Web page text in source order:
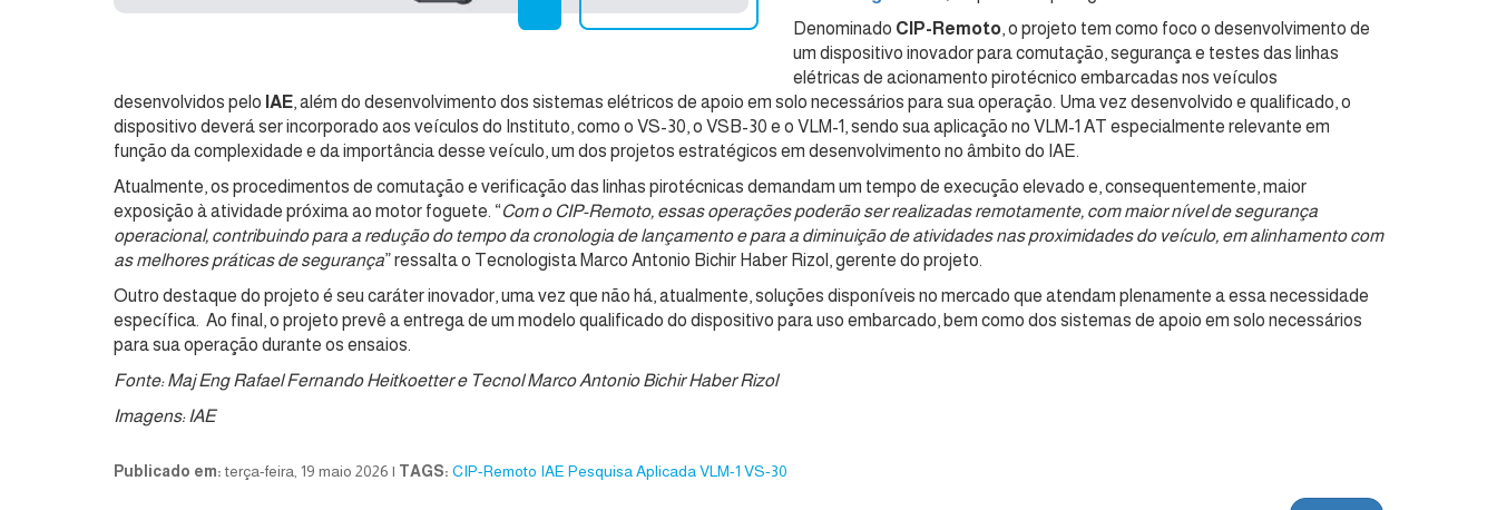
Denominado CIP-Remoto, o projeto tem como foco o desenvolvimento de
um dispositivo inovador para comutação, segurança e testes das linhas
elétricas de acionamento pirotécnico embarcadas nos veículos
desenvolvidos pelo IAE, além do desenvolvimento dos sistemas elétricos de apoio em solo necessários para sua operação. Uma vez desenvolvido e qualificado, o
dispositivo deverá ser incorporado aos veículos do Instituto, como o VS-30, o VSB-30 e o VLM-1, sendo sua aplicação no VLM-1 AT especialmente relevante em
função da complexidade e da importância desse veículo, um dos projetos estratégicos em desenvolvimento no âmbito do IAE.
Atualmente, os procedimentos de comutação e verificação das linhas pirotécnicas demandam um tempo de execução elevado e, consequentemente, maior
exposição à atividade próxima ao motor foguete. “Com o CIP-Remoto, essas operações poderão ser realizadas remotamente, com maior nível de segurança
operacional, contribuindo para a redução do tempo da cronologia de lançamento e para a diminuição de atividades nas proximidades do veículo, em alinhamento com
as melhores práticas de segurança” ressalta o Tecnologista Marco Antonio Bichir Haber Rizol, gerente do projeto.
Outro destaque do projeto é seu caráter inovador, uma vez que não há, atualmente, soluções disponíveis no mercado que atendam plenamente a essa necessidade
específica. Ao final, o projeto prevê a entrega de um modelo qualificado do dispositivo para uso embarcado, bem como dos sistemas de apoio em solo necessários
para sua operação durante os ensaios.
Fonte: Maj Eng Rafael Fernando Heitkoetter e Tecnol Marco Antonio Bichir Haber Rizol
Imagens: IAE
Publicado em:terça-feira, 19 maio 2026 | TAGS: CIP-Remoto IAE Pesquisa AplicadaVLM-1 VS-30